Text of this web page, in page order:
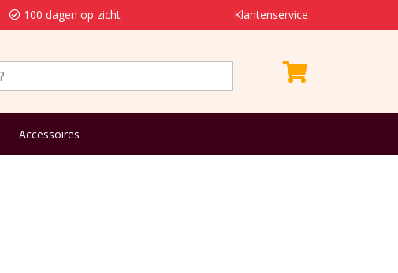
100 dagen op zicht Klantenservice
Accessoires